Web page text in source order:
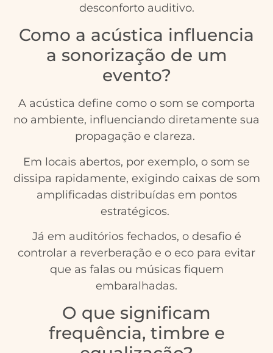
desconforto auditivo.
Como a acústica influencia
a sonorização de um
evento?
A acústica define como o som se comporta
no ambiente, influenciando diretamente sua
propagação e clareza.
Em locais abertos, por exemplo, o som se
dissipa rapidamente, exigindo caixas de som
amplificadas distribuídas em pontos
estratégicos.
Já em auditórios fechados, o desafio é
controlar a reverberação e o eco para evitar
que as falas ou músicas fiquem
embaralhadas.
O que significam
frequência, timbre e